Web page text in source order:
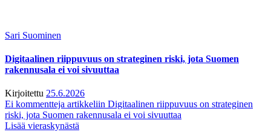
Sari Suominen
Digitaalinen riippuvuus on strateginen riski, jota Suomen
rakennusala ei voi sivuuttaa
Kirjoitettu 25.6.2026
Ei kommentteja artikkeliin Digitaalinen riippuvuus on strateginen
riski, jota Suomen rakennusala ei voi sivuuttaa
Lisää vieraskynästä